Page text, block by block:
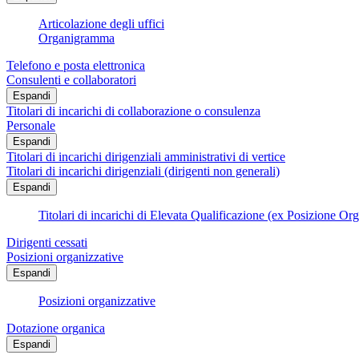
Articolazione degli uffici
Organigramma
Telefono e posta elettronica
Consulenti e collaboratori
Espandi
Titolari di incarichi di collaborazione o consulenza
Personale
Espandi
Titolari di incarichi dirigenziali amministrativi di vertice
Titolari di incarichi dirigenziali (dirigenti non generali)
Espandi
Titolari di incarichi di Elevata Qualificazione (ex Posizione
Dirigenti cessati
Posizioni organizzative
Espandi
Posizioni organizzative
Dotazione organica
Espandi